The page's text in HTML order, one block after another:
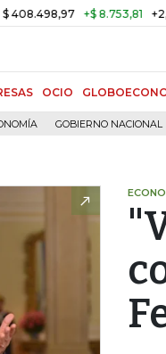
+$ 8.753,81 +2,19%
OCIO
GOBIERNO NACIONAL